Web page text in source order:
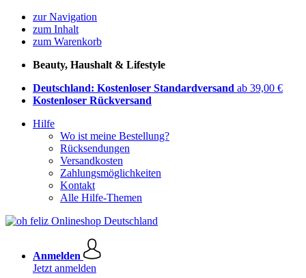
zur Navigation
zum Inhalt
zum Warenkorb
Beauty, Haushalt & Lifestyle
Deutschland: Kostenloser Standardversand ab 39,00 €
Kostenloser Rückversand
Hilfe
Wo ist meine Bestellung?
Rücksendungen
Versandkosten
Zahlungsmöglichkeiten
Kontakt
Alle Hilfe-Themen
Anmelden
Jetzt anmelden